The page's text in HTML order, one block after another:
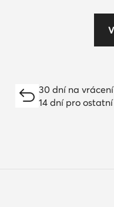
30 dní na
14 dní pro ostatní